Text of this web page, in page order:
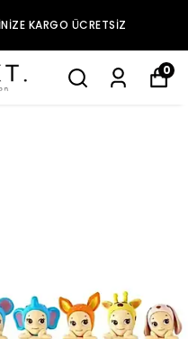
KARGO ÜCRETSIZ
0